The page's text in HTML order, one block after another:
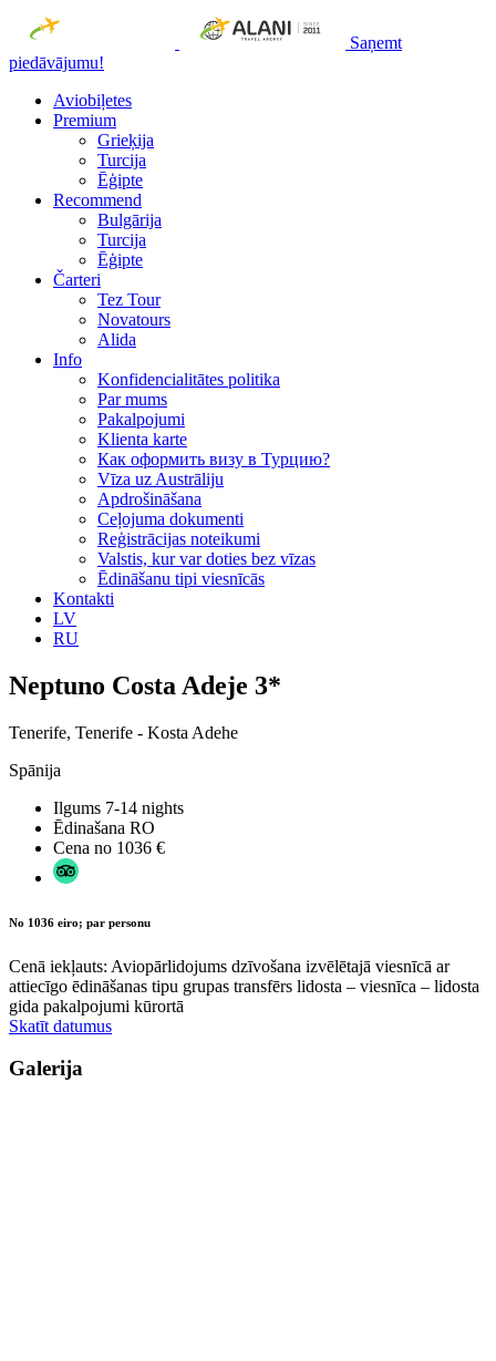
Saņemt
piedāvājumu!
Aviobiļetes
Premium
Grieķija
Turcija
Ēģipte
Recommend
Bulgārija
Turcija
Ēģipte
Čarteri
Tez Tour
Novatours
Alida
Info
Konfidencialitātes politika
Par mums
Рakalpojumi
Klienta karte
Как оформить визу в Турцию?
Vīza uz Austrāliju
Apdrošināšana
Ceļojuma dokumenti
Reģistrācijas noteikumi
Valstis, kur var doties bez vīzas
Ēdināšanu tipi viesnīcās
Kontakti
LV
RU
Neptuno Costa Adeje 3*
Tenerife, Tenerife - Kosta Adehe
Spānija
Ilgums 7-14 nights
Ēdinašana RO
Cena no 1036 €
No 1036 eiro; par personu
Cenā iekļauts: Aviopārlidojums dzīvošana izvēlētajā viesnīcā ar
attiecīgo ēdināšanas tipu grupas transfērs lidosta – viesnīca – lidosta
gida pakalpojumi kūrortā
Skatīt datumus
Galerija